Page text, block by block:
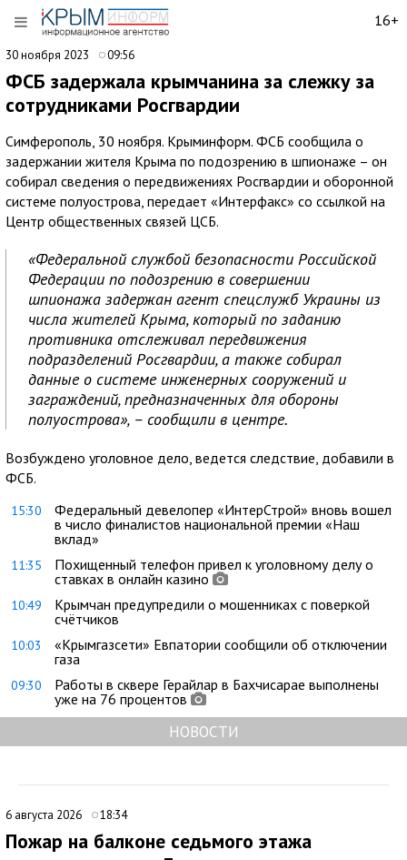
16+
30 ноября 2023 09:56
ФСБ задержала крымчанина за слежку за
сотрудниками Росгвардии
Симферополь, 30 ноября. Крыминформ. ФСБ сообщила о
задержании жителя Крыма по подозрению в шпионаже – он
собирал сведения о передвижениях Росгвардии и оборонной
системе полуострова, передает «Интерфакс» со ссылкой на
Центр общественных связей ЦСБ.
«Федеральной службой безопасности Российской
Федерации по подозрению в совершении
шпионажа задержан агент спецслужб Украины из
числа жителей Крыма, который по заданию
противника отслеживал передвижения
подразделений Росгвардии, а также собирал
данные о системе инженерных сооружений и
заграждений, предназначенных для обороны
полуострова», – сообщили в центре.
Возбуждено уголовное дело, ведется следствие, добавили в
ФСБ.
15:30
Федеральный девелопер «ИнтерСтрой» вновь вошел
в число финалистов национальной премии «Наш
вклад»
11:35
Похищенный телефон привел к уголовному делу о
ставках в онлайн казино
10:49
Крымчан предупредили о мошенниках с поверкой
счётчиков
10:03
«Крымгазсети» Евпатории сообщили об отключении
газа
09:30
Работы в сквере Герайлар в Бахчисарае выполнены
уже на 76 процентов
НОВОСТИ
6 августа 2026 18:34
Пожар на балконе седьмого этажа